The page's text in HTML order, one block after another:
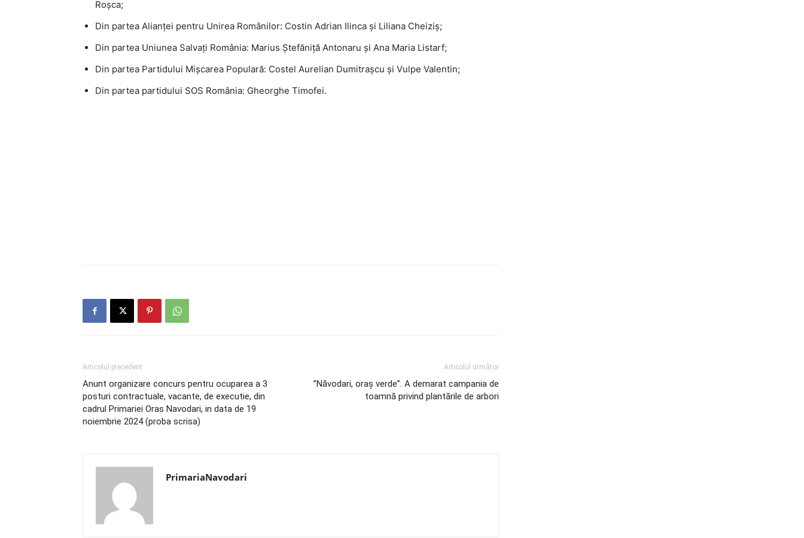
Roșca;
Din partea Alianței pentru Unirea Românilor: Costin Adrian Ilinca și Liliana Cheiziș;
Din partea Uniunea Salvați România: Marius Ștefăniță Antonaru și Ana Maria Listarf;
Din partea Partidului Mișcarea Populară: Costel Aurelian Dumitrașcu și Vulpe Valentin;
Din partea partidului SOS România: Gheorghe Timofei.
Articolul precedent
Anunt organizare concurs pentru ocuparea a 3
posturi contractuale, vacante, de executie, din
cadrul Primariei Oras Navodari, in data de 19
noiembrie 2024 (proba scrisa)
Articolul următor
”Năvodari, oraș verde”. A demarat campania de
toamnă privind plantările de arbori
PrimariaNavodari